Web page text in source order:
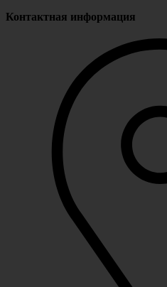
Контактная информация